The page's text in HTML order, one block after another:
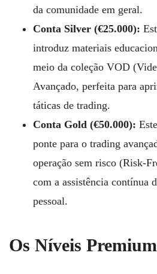
da comunidade em geral.
Conta Silver (€25.000):
introduz materiais
meio da coleção VOD
Avançado, perfeita para
táticas de trading.
Conta Gold (€50.000):
ponte para o trading
operação sem risco (Risk-
com a assistência contínua
pessoal.
Os Níveis